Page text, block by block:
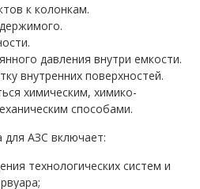
к колонкам.
давления внутри емкости.
внутренних поверхностей.
химическим, химико-
способами.
для АЗС включает:
технологических систем и